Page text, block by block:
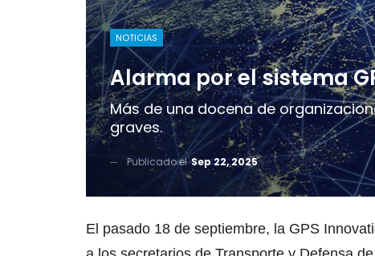
NOTICIAS
Alarma por el sistema
Más de una docena de
graves.
Publicado elSep 22, 2025
El pasado 18 de septiembre, la GPS